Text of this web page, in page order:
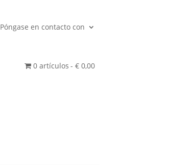
Póngase en contacto con
0 artículos € 0,00